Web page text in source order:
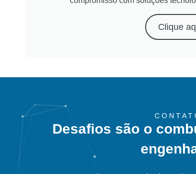
Clique
Desafios são o